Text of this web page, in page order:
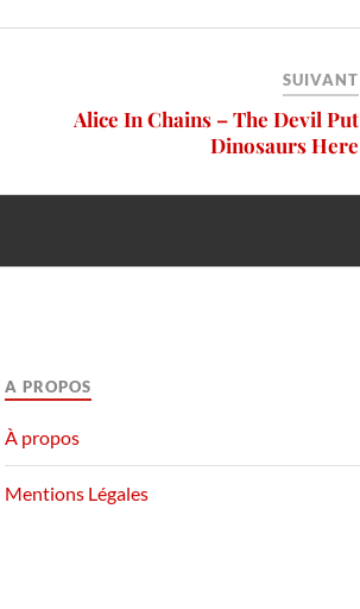
SUIVANT
Alice In Chains – The Devil Put
Dinosaurs Here
A PROPOS
À propos
Mentions Légales